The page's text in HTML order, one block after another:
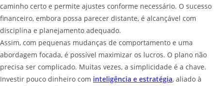
caminho certo e permite ajustes conforme necessário. O sucesso
financeiro, embora possa parecer distante, é alcançável com
disciplina e planejamento adequado.
Assim, com pequenas mudanças de comportamento e uma
abordagem focada, é possível maximizar os lucros. O plano não
precisa ser complicado. Muitas vezes, a simplicidade é a chave.
Investir pouco dinheiro com inteligência e estratégia, aliado à